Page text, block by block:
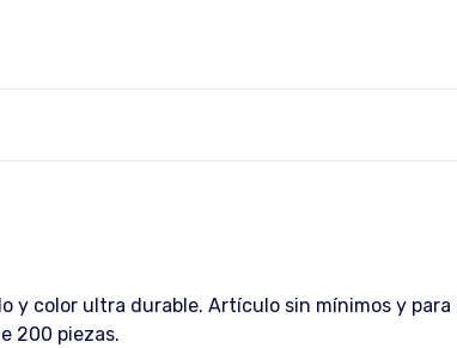
y color ultra durable. Artículo sin mínimos y
200 piezas.